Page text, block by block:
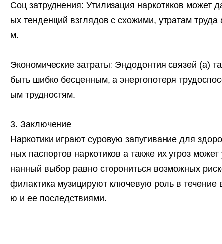
Соц затруднения: Утилизация наркотиков может
ых тенденций взглядов с схожими, утратам
м.
Экономические затраты: Эндодонтия связей (а)
быть шибко бесценным, а энергопотеря
ым трудностям.
3. Заключение
Наркотики играют суровую запугивание для
ных паспортов наркотиков а также их угроз
нанный выбор равно сторониться возможных
филактика музицируют ключевую роль в течение
ю и ее последствиями.